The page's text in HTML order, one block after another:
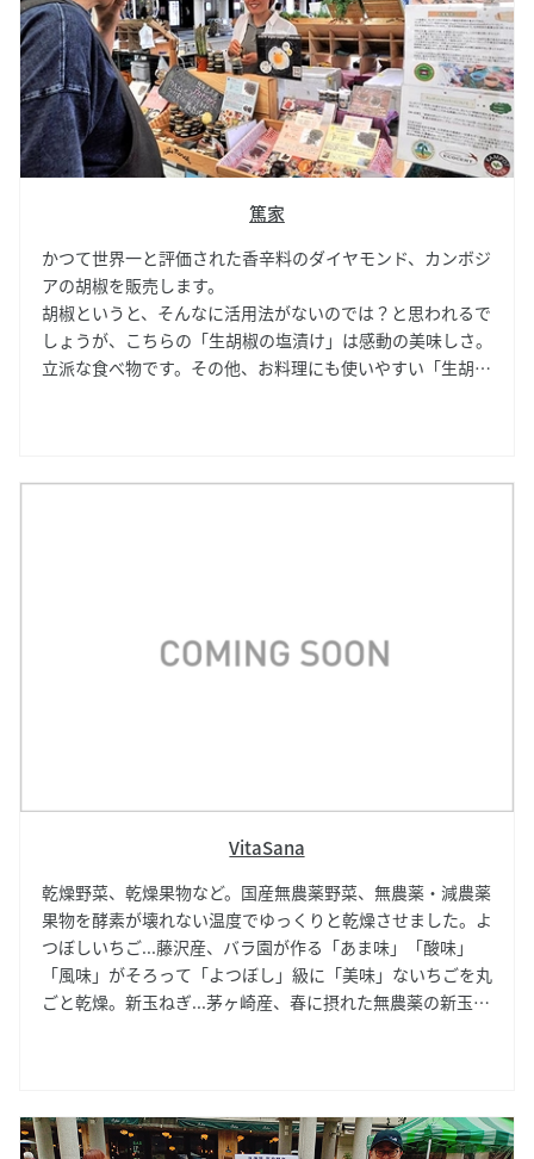
篤家
かつて世界一と評価された香辛料のダイヤモンド、カンボジ
アの胡椒を販売します。
胡椒というと、そんなに活用法がないのでは？と思われるで
しょうが、こちらの「生胡椒の塩漬け」は感動の美味しさ。
立派な食べ物です。その他、お料理にも使いやすい「生胡椒
VitaSana
乾燥野菜、乾燥果物など。国産無農薬野菜、無農薬・減農薬
果物を酵素が壊れない温度でゆっくりと乾燥させました。よ
つぼしいちご...藤沢産、バラ園が作る「あま味」「酸味」
「風味」がそろって「よつぼし」級に「美味」ないちごを丸
ごと乾燥。新玉ねぎ...茅ヶ崎産、春に摂れた無農薬の新玉ね
ドバイザー、の立場から安心安全の食材をお届けします。